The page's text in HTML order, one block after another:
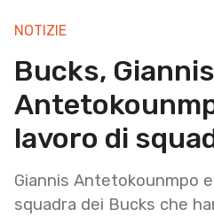
NOTIZIE
Bucks, Giannis
lavoro di
Giannis Antetokounmpo
squadra dei Bucks che